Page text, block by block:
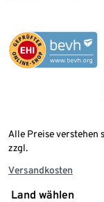
Alle Preise verstehen
zzgl.
Versandkosten
Land wählen